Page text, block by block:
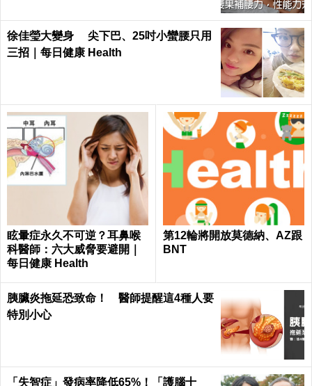
徐佳瑩大變身 尖下巴、25吋小蠻腰只用
三招｜每日健康 Health
眩暈症永久不可逆？耳鼻喉
科醫師：六大威脅要避開｜
每日健康 Health
第12輪將開放莫德納、AZ跟
BNT
胰臟炎拖延恐致命！ 醫師提醒這4種人要
特別小心
「失智症」發病率降低65%！「護腦十